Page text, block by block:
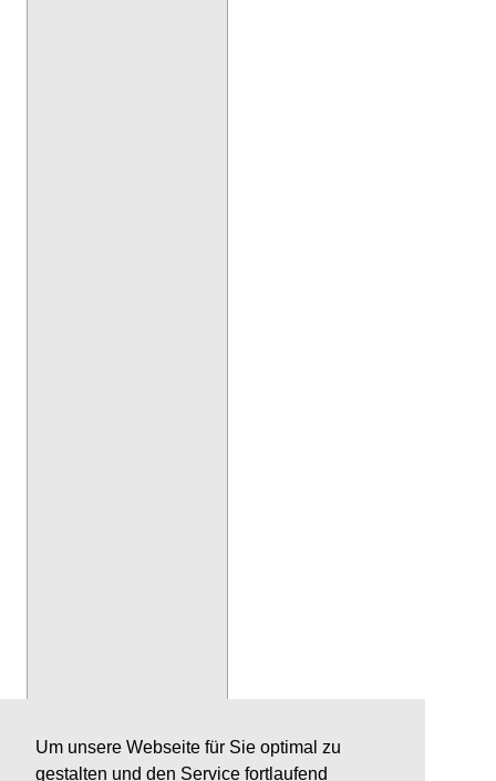
Um unsere Webseite für Sie optimal zu
gestalten und den Service fortlaufend